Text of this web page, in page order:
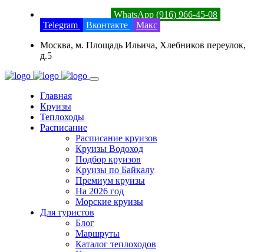
WhatsApp (916) 966-45-08
Telegram
Вконтакте
Макс
Москва, м. Площадь Ильича, Хлебников переулок,
д.5
Главная
Круизы
Теплоходы
Расписание
Расписание круизов
Круизы Водоход
Подбор круизов
Круизы по Байкалу
Премиум круизы
На 2026 год
Морские круизы
Для туристов
Блог
Маршруты
Каталог теплоходов